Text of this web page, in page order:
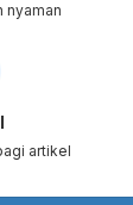
nyaman
artikel